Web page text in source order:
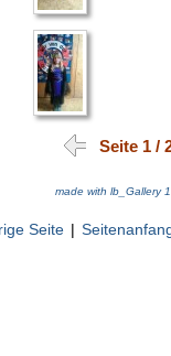
Seite 1 /
made with lb_Gallery
Seite |